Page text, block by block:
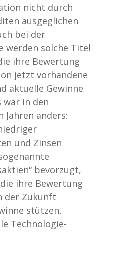
nicht durch
ausgeglichen
bei der
werden solche Titel
ihre Bewertung
jetzt vorhandene
aktuelle Gewinne
war in den
Jahren anders:
und Zinsen
bevorzugt,
ihre Bewertung
der Zukunft
stützen,
Technologie-